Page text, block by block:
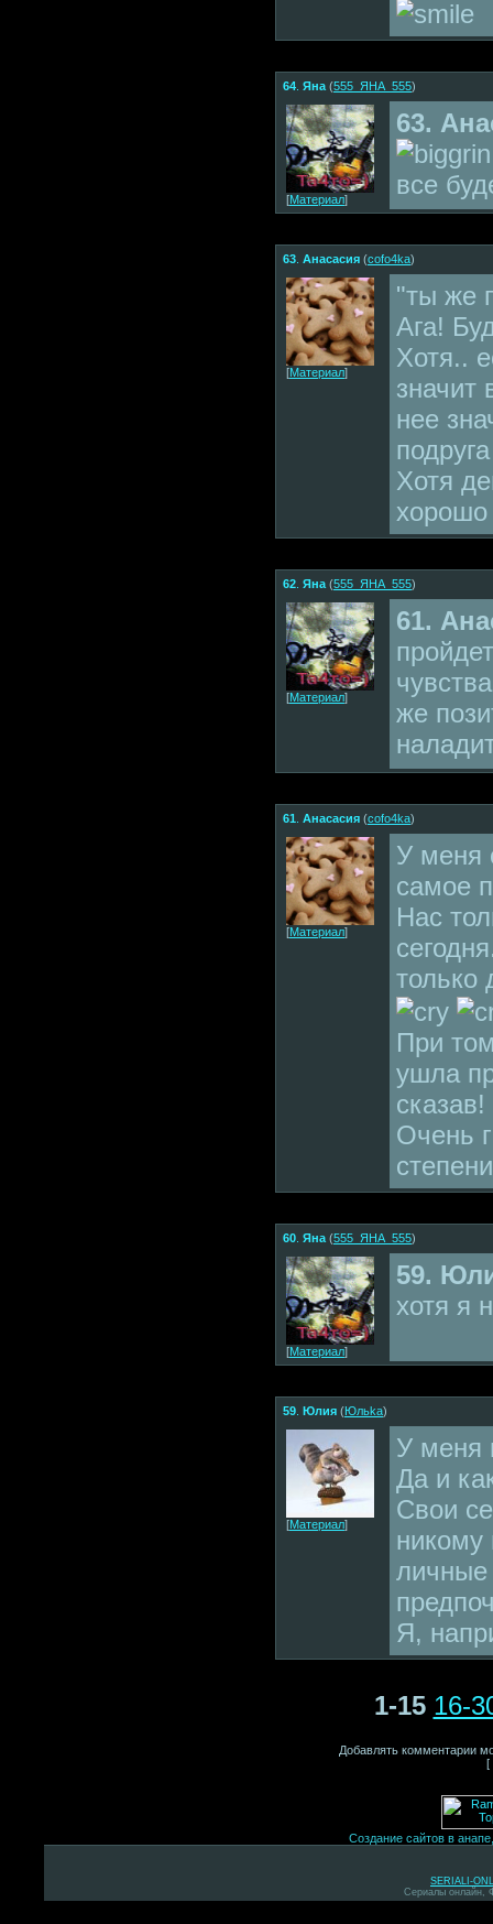
64 Яна (555_ЯНА_555)
[Материал]
63.
все
63 Анасасия (cofo4ka)
[Материал]
"ты же
Ага!
Хотя..
значит
нее
Хотя
62 Яна (555_ЯНА_555)
[Материал]
61.
же
61 Анасасия (cofo4ka)
[Материал]
У меня
самое
Нас
только
При
ушла
Очень
60 Яна (555_ЯНА_555)
[Материал]
59.
хотя я
59 Юлия (Юльkа)
[Материал]
У меня
Да и
Свои
Я,
1-15 16-
Добавлять комментарии
[
Создание сайтов в
SERIALI-
Сериалы онлайн,